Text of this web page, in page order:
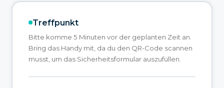
Treffpunkt
Bitte komme 5 Minuten vor der geplanten Zeit an.
Bring das Handy mit, da du den QR-Code scannen
musst, um das Sicherheitsformular auszufüllen.